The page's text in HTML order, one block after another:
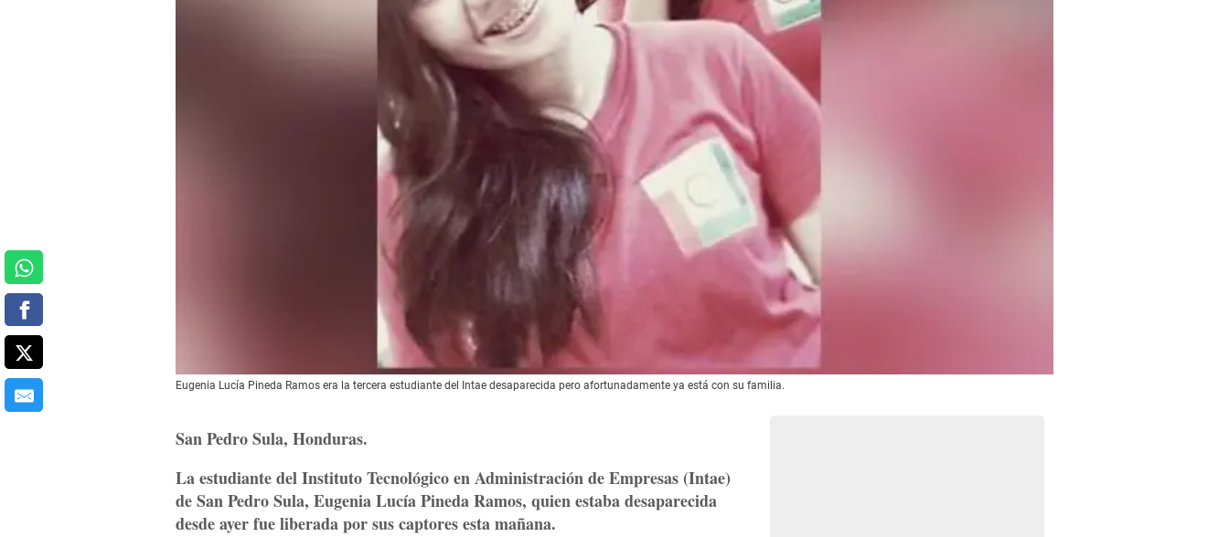
Eugenia Lucía Pineda Ramos era la tercera estudiante del Intae desaparecida pero afortunadamente ya está con su familia.
San Pedro Sula, Honduras.
La estudiante del Instituto Tecnológico en Administración de Empresas (Intae)
de San Pedro Sula, Eugenia Lucía Pineda Ramos, quien estaba desaparecida
desde ayer fue liberada por sus captores esta mañana.